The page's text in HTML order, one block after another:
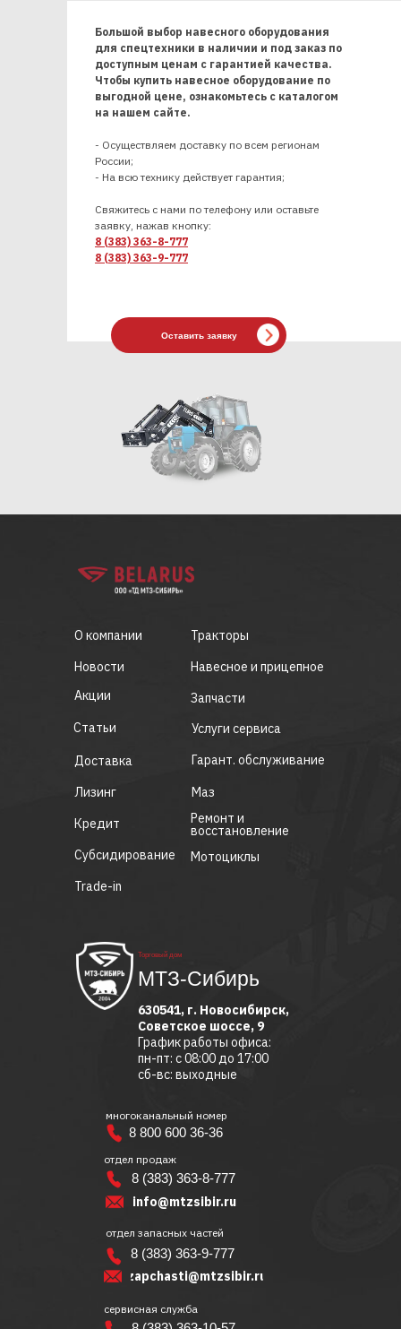
Большой выбор навесного оборудования
для спецтехники в наличии и под заказ по
доступным ценам с гарантией качества.
Чтобы купить навесное оборудование по
выгодной цене, ознакомьтесь с каталогом
на нашем сайте.
- Осуществляем доставку по всем регионам
России;
- На всю технику действует гарантия;
Свяжитесь с нами по телефону или оставьте
заявку, нажав кнопку:
8 (383) 363-8-777
8 (383) 363-9-777
Оставить заявку
Торговый дом
МТЗ-Сибирь
Акции
Статьи
Новости
Trade-in
Субсидирование
Кредит
Лизинг
Ремонт и
восстановление
Гарант. обслуживание
Услуги сервиса
Доставка
Мотоциклы
Маз
Запчасти
Навесное и прицепное
Тракторы
О компании
630541, г. Новосибирск,
Советское шоссе, 9
График работы офиса:
пн-пт: с 08:00 до 17:00
сб-вс: выходные
zapchasti@mtzsibir.ru
отдел запасных частей
сервисная служба
info@mtzsibir.ru
отдел продаж
многоканальный номер
8 800 600 36-36
8 (383) 363-9-777
8 (383) 363-8-777